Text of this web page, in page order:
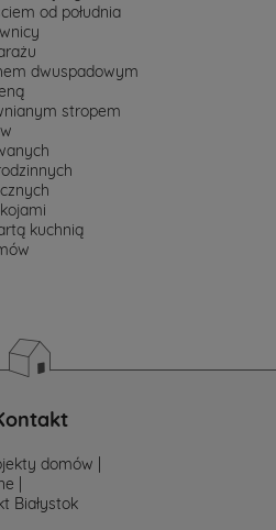
od południa
dwuspadowym
stropem
kuchnią
domów |
|
Białystok